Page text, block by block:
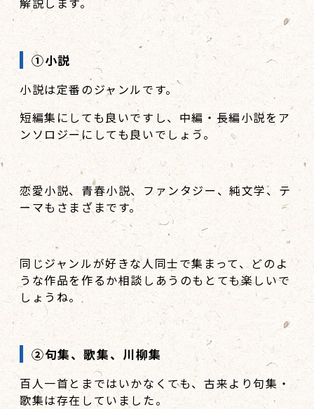
①小説
小説は定番のジャンルです。
短編集にしても良いですし、中編・長編小説をア
ンソロジーにしても良いでしょう。
恋愛小説、青春小説、ファンタジー、純文学、テ
ーマもさまざまです。
同じジャンルが好きな人同士で集まって、どのよ
うな作品を作るか相談しあうのもとても楽しいで
しょうね。
②句集、歌集、川柳集
百人一首とまではいかなくても、古来より句集・
歌集は存在していました。